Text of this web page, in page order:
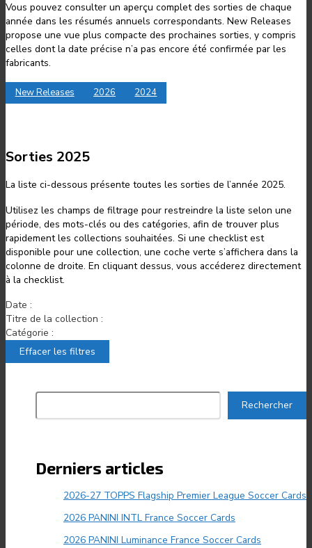
Vous pouvez consulter un aperçu complet des sorties de chaque
année dans les résumés annuels correspondants. New Releases
propose une vue plus compacte des prochaines sorties, y compris
celles dont la date précise n’a pas encore été confirmée par les
fabricants.
New Releases 2026 2024
Sorties 2025
La liste ci-dessous présente toutes les sorties de l’année 2025.
Utilisez les champs de filtrage pour restreindre la liste selon une
période, des mots-clés ou des catégories, afin de trouver plus
rapidement les collections souhaitées. Si une checklist est
disponible pour une collection, une coche verte s’affichera dans la
colonne de droite. En cliquant dessus, vous accéderez directement
à la checklist.
Date :
Titre de la collection :
Catégorie :
Effacer les filtres
Rechercher
Rechercher
Derniers articles
2026-27 TOPPS Flagship Premier League Soccer Cards
2026 PANINI INTL France Soccer Cards
2026 PANINI Luminance France Soccer Cards